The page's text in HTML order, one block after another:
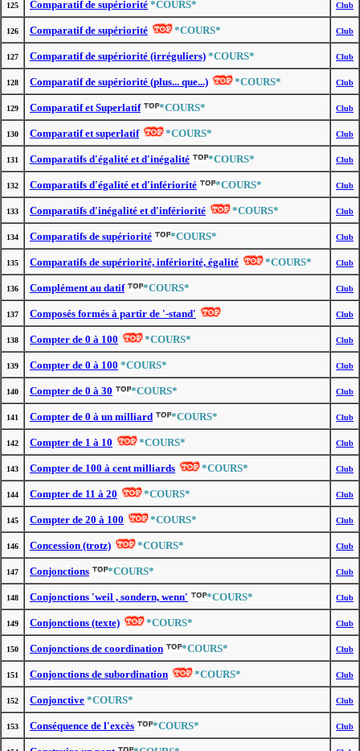
125 Comparatif de supériorité *COURS* Club
126 Comparatif de supériorité *COURS* Club
127 Comparatif de supériorité (irréguliers) *COURS* Club
128 Comparatif de supériorité (plus... que...) *COURS* Club
129 Comparatif et Superlatif *COURS* Club
130 Comparatif et superlatif *COURS* Club
131 Comparatifs d'égalité et d'inégalité *COURS* Club
132 Comparatifs d'égalité et d'infériorité *COURS* Club
133 Comparatifs d'inégalité et d'infériorité *COURS* Club
134 Comparatifs de supériorité *COURS* Club
135 Comparatifs de supériorité, infériorité, égalité *COURS* Club
136 Complément au datif *COURS* Club
137 Composés formés à partir de '-stand' Club
138 Compter de 0 à 100 *COURS* Club
139 Compter de 0 à 100 *COURS* Club
140 Compter de 0 à 30 *COURS* Club
141 Compter de 0 à un milliard *COURS* Club
142 Compter de 1 à 10 *COURS* Club
143 Compter de 100 à cent milliards *COURS* Club
144 Compter de 11 à 20 *COURS* Club
145 Compter de 20 à 100 *COURS* Club
146 Concession (trotz) *COURS* Club
147 Conjonctions *COURS* Club
148 Conjonctions 'weil , sondern, wenn' *COURS* Club
149 Conjonctions (texte) *COURS* Club
150 Conjonctions de coordination *COURS* Club
151 Conjonctions de subordination *COURS* Club
152 Conjonctive *COURS* Club
153 Conséquence de l'excès *COURS* Club